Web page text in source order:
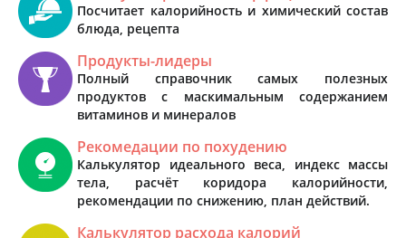
Посчитает калорийность и химический состав
блюда, рецепта
Продукты-лидеры
Полный справочник самых полезных
продуктов с маскимальным содержанием
витаминов и минералов
Рекомедации по похудению
Калькулятор идеального веса, индекс массы
тела, расчёт коридора калорийности,
рекомендации по снижению, план действий.
Калькулятор расхода калорий